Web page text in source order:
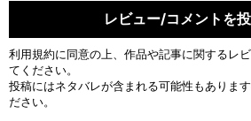
レビュー/コメントを
利用規約に同意の上、作品や記事に関するレ
てください。
投稿にはネタバレが含まれる可能性もありま
ださい。